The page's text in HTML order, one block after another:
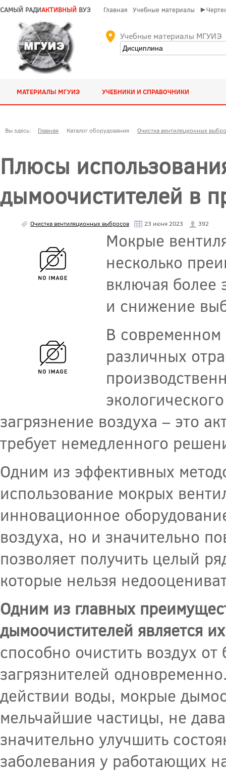
САМЫЙ РАДИАКТИВНЫЙ ВУЗ Главная Учебные материалы
Учебные материалы МГУИЭ
МАТЕРИАЛЫ МГУИЭ УЧЕБНИКИ И СПРАВОЧНИКИ
Вы здесь: Главная Каталог оборудования Очистка вентиляционных
Плюсы
дымоочистителей в
Очистка вентиляционных выбросов 23 июня 2023 392
Мокрые
несколько
включая более
и снижение
В
различных
загрязнение воздуха – это
требует немедленного
Одним из эффективных
использование мокрых
инновационное
воздуха, но и значительно
позволяет получить целый
которые нельзя
Одним из главных
дымоочистителей является
способно очистить воздух
загрязнителей
действии воды, мокрые
мельчайшие частицы, не
значительно улучшить
заболевания у работающих